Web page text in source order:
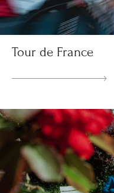
Tour de France